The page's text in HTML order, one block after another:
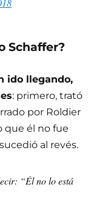
Schaffer?
ido llegando,
: primero, trató
por Roldier
que él no fue
al revés.
“Él no lo está